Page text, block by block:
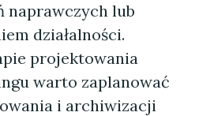
naprawczych lub
działalności.
projektowania
warto zaplanować
i archiwizacji